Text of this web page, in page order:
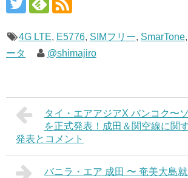
4G LTE, E5776, SIMフリー, SmarTone,
ータ
@shimajiro
タイ・エアアジアX バンコク〜
を正式発表！成田＆関空線に関
発表とコメント
バニラ・エア 成田 〜 奄美大島